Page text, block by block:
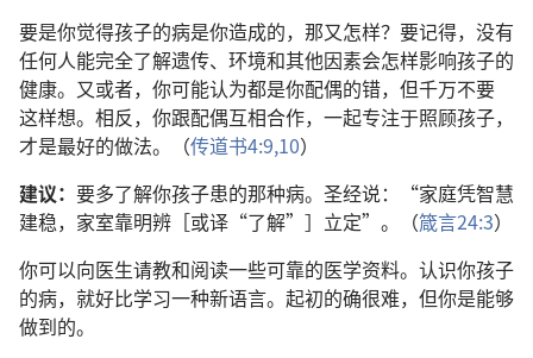
要是你觉得孩子的病是你造成的， 那又怎样？ 要记得， 没有
任何人能完全了解遗传、 环境和其他因素会怎样影响孩子的
健康。 又或者， 你可能认为都是你配偶的错， 但千万不要
这样想。 相反， 你跟配偶互相合作， 一起专注于照顾孩子，
才是最好的做法。（传道书4:9,10）
建议： 要多了解你孩子患的那种病。 圣经说：“家庭凭智慧
建稳， 家室靠明辨 ［或译 “了解”］ 立定”。（箴言24:3）
你可以向医生请教和阅读一些可靠的医学资料。 认识你孩子
的病， 就好比学习一种新语言。 起初的确很难， 但你是能够
做到的。